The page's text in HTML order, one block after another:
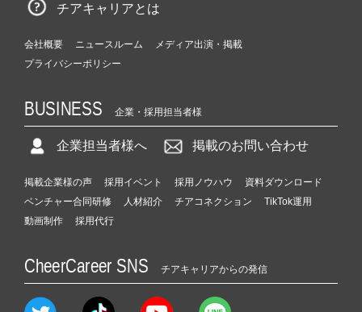
チアキャリアとは
会社概要 ニュースルーム
メディア出演・掲載
プライバシーポリシー
BUSINESS 企業・採用担当者様
企業担当者様へ 掲載のお問い合わせ
掲載企業様の声 採用イベント 採用ノウハウ
資料ダウンロード
ベンチャー合同研修
人材紹介 チアコネクション
TikTok運用
動画制作
採用代行
CheerCareer SNS チアキャリアからの発信